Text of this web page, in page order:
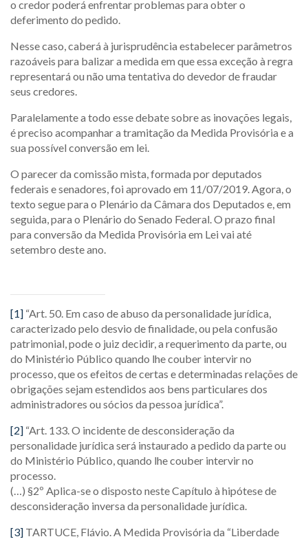
o credor poderá enfrentar problemas para obter o
deferimento do pedido.
Nesse caso, caberá à jurisprudência estabelecer parâmetros
razoáveis para balizar a medida em que essa exceção à regra
representará ou não uma tentativa do devedor de fraudar
seus credores.
Paralelamente a todo esse debate sobre as inovações legais,
é preciso acompanhar a tramitação da Medida Provisória e a
sua possível conversão em lei.
O parecer da comissão mista, formada por deputados
federais e senadores, foi aprovado em 11/07/2019. Agora, o
texto segue para o Plenário da Câmara dos Deputados e, em
seguida, para o Plenário do Senado Federal. O prazo final
para conversão da Medida Provisória em Lei vai até
setembro deste ano.
[1] “Art. 50. Em caso de abuso da personalidade jurídica,
caracterizado pelo desvio de finalidade, ou pela confusão
patrimonial, pode o juiz decidir, a requerimento da parte, ou
do Ministério Público quando lhe couber intervir no
processo, que os efeitos de certas e determinadas relações de
obrigações sejam estendidos aos bens particulares dos
administradores ou sócios da pessoa jurídica”.
[2] “Art. 133. O incidente de desconsideração da
personalidade jurídica será instaurado a pedido da parte ou
do Ministério Público, quando lhe couber intervir no
processo.
(…) §2º Aplica-se o disposto neste Capítulo à hipótese de
desconsideração inversa da personalidade jurídica.
[3] TARTUCE, Flávio. A Medida Provisória da “Liberdade